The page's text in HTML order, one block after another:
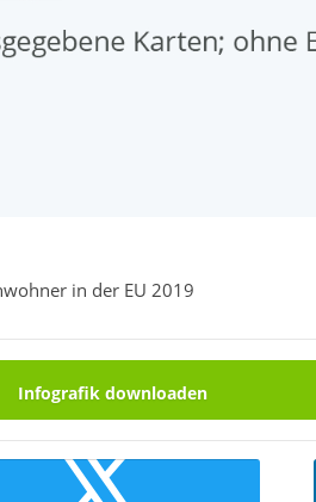
in der EU 2019
Infografik downloaden